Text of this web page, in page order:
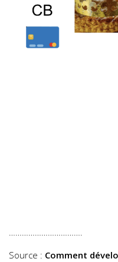
…………………………….
Source : Comment